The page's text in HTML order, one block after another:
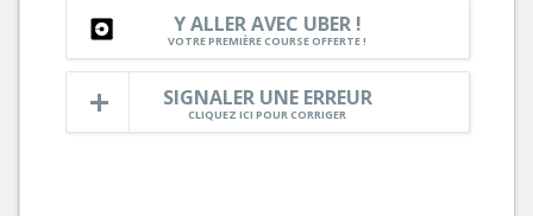
Y ALLER AVEC UBER !
VOTRE PREMIÈRE COURSE OFFERTE !
SIGNALER UNE ERREUR
CLIQUEZ ICI POUR CORRIGER